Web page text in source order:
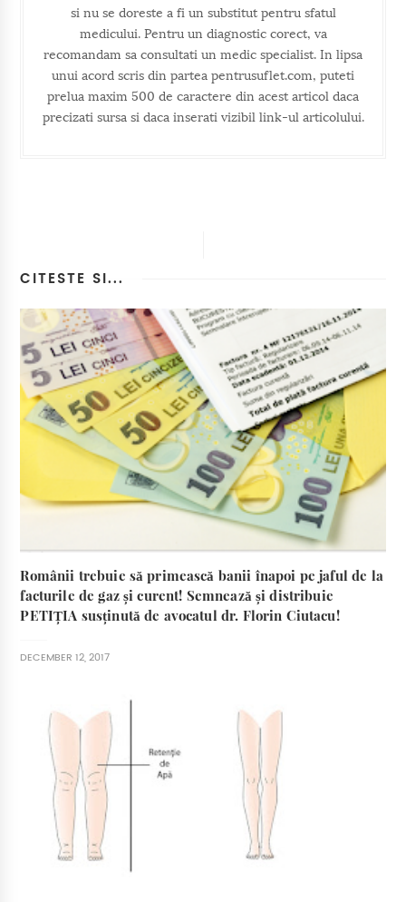
si nu se doreste a fi un substitut pentru sfatul
medicului. Pentru un diagnostic corect, va
recomandam sa consultati un medic specialist. In lipsa
unui acord scris din partea pentrusuflet.com, puteti
prelua maxim 500 de caractere din acest articol daca
precizati sursa si daca inserati vizibil link-ul articolului.
CITESTE SI...
Românii trebuie să primească banii înapoi pe jaful de la
facturile de gaz și curent! Semnează și distribuie
PETIȚIA susținută de avocatul dr. Florin Ciutacu!
DECEMBER 12, 2017